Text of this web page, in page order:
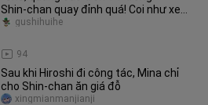
Shin‑chan quay đỉnh quá! Coi như xem
phim bom tấn luôn, kịch bản siêu
94
gushihuihe
Sau khi Hiroshi đi công tác, Mina chỉ
cho Shin‑chan ăn giá đỗ
xingmianmanjianji